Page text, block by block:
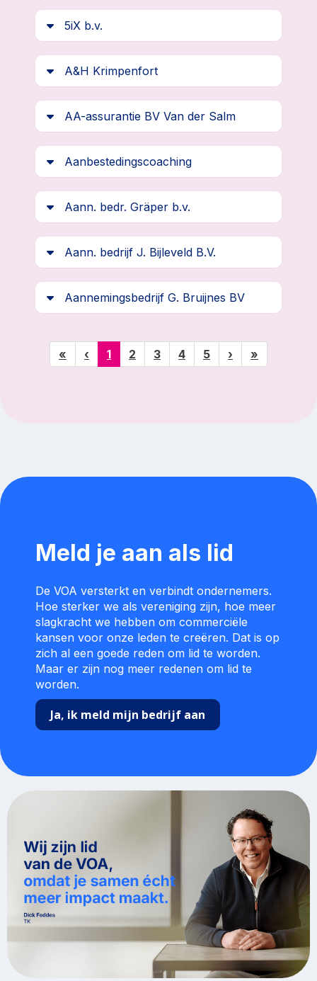
5iX b.v.
A&H Krimpenfort
AA-assurantie BV Van der Salm
Aanbestedingscoaching
Aann. bedr. Gräper b.v.
Aann. bedrijf J. Bijleveld B.V.
Aannemingsbedrijf G. Bruijnes BV
« ‹ 1(huidige)
2 3 4 5 › »
Meld je aan als lid
De VOA versterkt en verbindt ondernemers.
Hoe sterker we als vereniging zijn, hoe meer
slagkracht we hebben om commerciële
kansen voor onze leden te creëren. Dat is op
zich al een goede reden om lid te worden.
Maar er zijn nog meer redenen om lid te
worden.
Ja, ik meld mijn bedrijf aan